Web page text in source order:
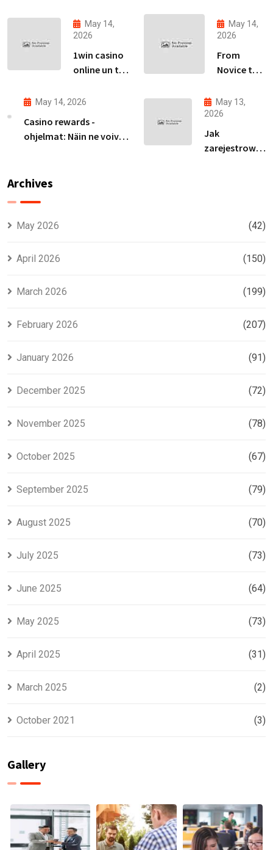
May 14,
2026
1win casino
online un tā
izpēte
tirgū
May 14,
2026
From
Novice to
Your Path
to
an Avia
Master
May 14, 2026
Casino rewards -
ohjelmat: Näin ne voivat
May 13,
2026
Jak
zarejestrować
Archives
May 2026 (42)
April 2026 (150)
March 2026 (199)
February 2026 (207)
January 2026 (91)
December 2025 (72)
November 2025 (78)
October 2025 (67)
September 2025 (79)
August 2025 (70)
July 2025 (73)
June 2025 (64)
May 2025 (73)
April 2025 (31)
March 2025 (2)
October 2021 (3)
Gallery